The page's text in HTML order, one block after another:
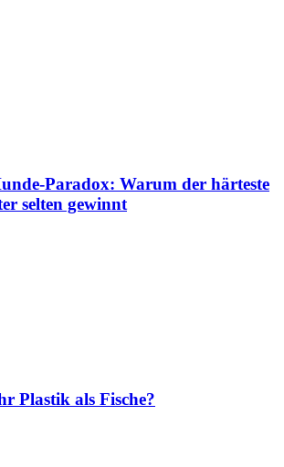
Paradox: Warum der härteste
selten gewinnt
Plastik als Fische?